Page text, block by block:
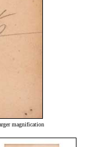
magnification